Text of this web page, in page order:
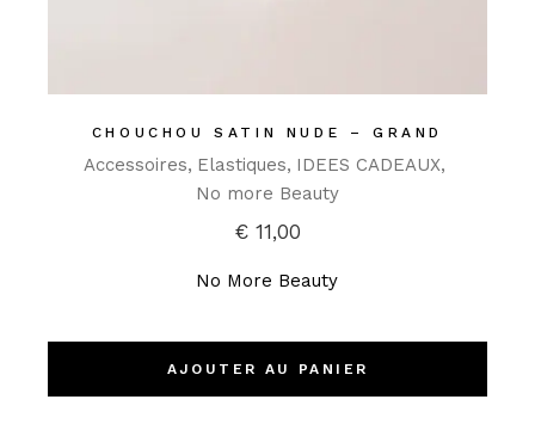
CHOUCHOU SATIN NUDE – GRAND
Accessoires Elastiques IDEES CADEAUX
No more Beauty
€11,00
No More Beauty
AJOUTER AU PANIER